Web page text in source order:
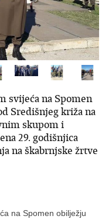
svijeća na Spomen
Središnjeg križa na
skupom i
29. godišnjica
na škabrnjske žrtve
na Spomen obilježju